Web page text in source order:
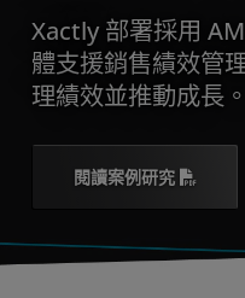
Xactly 部署採用
體支援銷售績效管
理績效並推動成長。
閱讀案例研究